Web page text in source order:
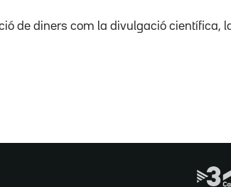
de diners com la divulgació científica,